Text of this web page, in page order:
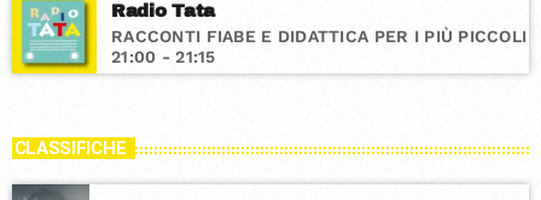
Radio Tata
RACCONTI FIABE E DIDATTICA PER I PIÙ PICCOLI
21:00 - 21:15
CLASSIFICHE